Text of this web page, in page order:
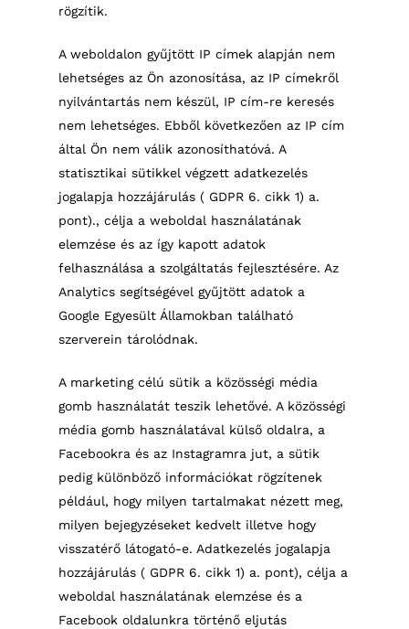
rögzítik.
A weboldalon gyűjtött IP címek alapján nem
lehetséges az Ön azonosítása, az IP címekről
nyilvántartás nem készül, IP cím-re keresés
nem lehetséges. Ebből következően az IP cím
által Ön nem válik azonosíthatóvá. A
statisztikai sütikkel végzett adatkezelés
jogalapja hozzájárulás ( GDPR 6. cikk 1) a.
pont)., célja a weboldal használatának
elemzése és az így kapott adatok
felhasználása a szolgáltatás fejlesztésére. Az
Analytics segítségével gyűjtött adatok a
Google Egyesült Államokban található
szerverein tárolódnak.
A marketing célú sütik a közösségi média
gomb használatát teszik lehetővé. A közösségi
média gomb használatával külső oldalra, a
Facebookra és az Instagramra jut, a sütik
pedig különböző információkat rögzítenek
például, hogy milyen tartalmakat nézett meg,
milyen bejegyzéseket kedvelt illetve hogy
visszatérő látogató-e. Adatkezelés jogalapja
hozzájárulás ( GDPR 6. cikk 1) a. pont), célja a
weboldal használatának elemzése és a
Facebook oldalunkra történő eljutás